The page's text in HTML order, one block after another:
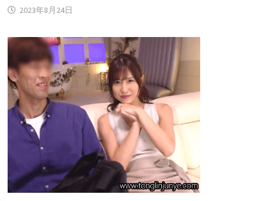
2023年8月24日